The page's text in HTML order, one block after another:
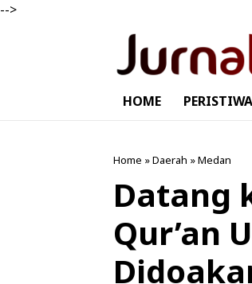
-->
HOME PERISTIWA
Home »Daerah »Medan
Datang
Qur’an